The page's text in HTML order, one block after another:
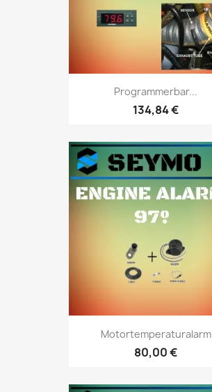
Programmerbar...
134,84 €
Motortemperaturalarm
80,00 €